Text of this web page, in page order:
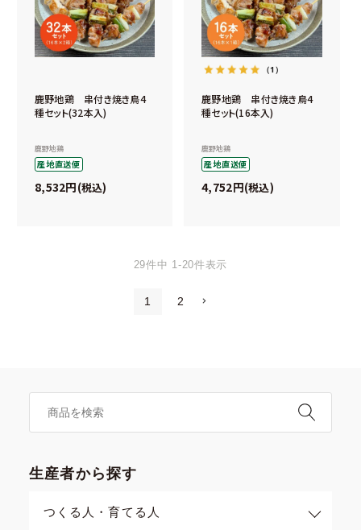
鹿野地鶏 串付き焼き鳥4
種セット(32本入)
鹿野地鶏
産地直送便
8,532 税込
（1）
鹿野地鶏 串付き焼き鳥4
種セット(16本入)
鹿野地鶏
産地直送便
4,752 税込
29件中 1 -20件表示
1 2
生産者から探す
つくる人・育てる人